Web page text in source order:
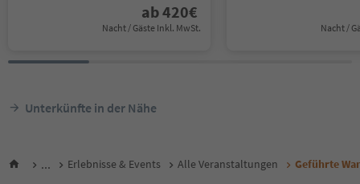
ab420€
Nacht / Gäste Inkl. MwSt. Nacht /
Unterkünfte in der Nähe
... Erlebnisse & Events Alle Veranstaltungen Geführte